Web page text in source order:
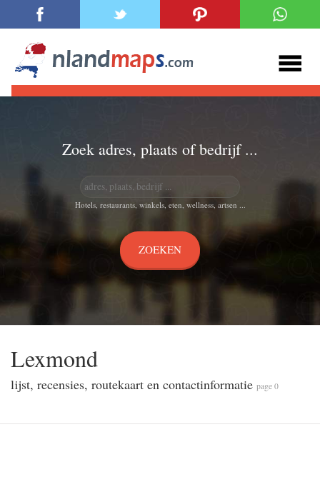
Zoek adres, plaats of bedrijf ...
Hotels, restaurants, winkels, eten, wellness, artsen ...
Lexmond
lijst, recensies, routekaart en contactinformatie page 0